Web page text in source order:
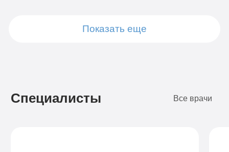
Показать еще
Специалисты Все врачи